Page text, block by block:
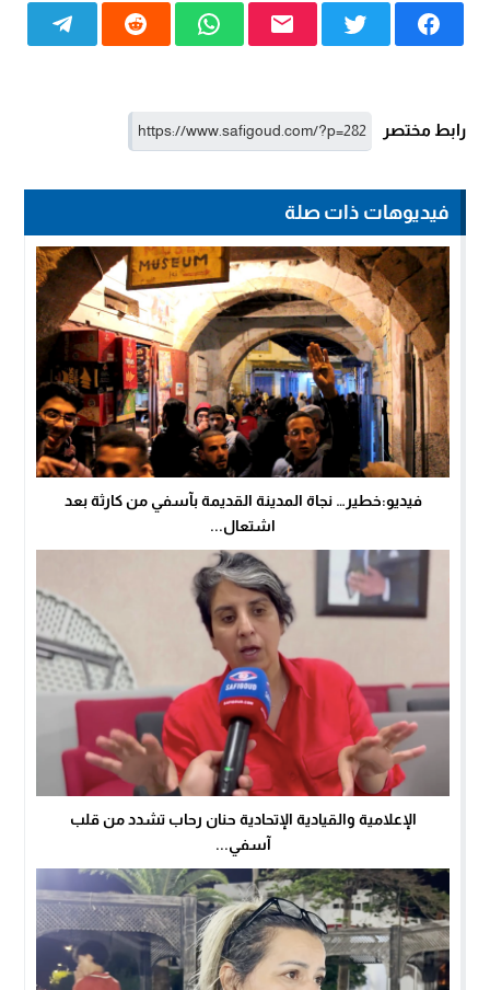
رابط مختصر
فيديوهات ذات صلة
فيديو:خطير… نجاة المدينة القديمة بآسفي من كارثة بعد
اشتعال...
الإعلامية والقيادية الإتحادية حنان رحاب تشدد من قلب
آسفي...